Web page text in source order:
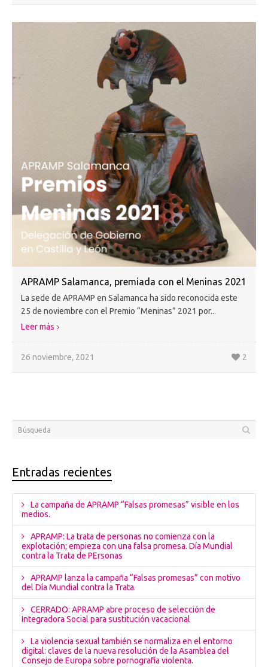
APRAMP Salamanca, premiada con el Meninas 2021
La sede de APRAMP en Salamanca ha sido reconocida este
25 de noviembre con el Premio “Meninas” 2021 por...
Leer más
26 noviembre, 2021 2
Entradas recientes
La campaña de APRAMP “Falsas promesas” visible en los
medios.
APRAMP: La trata de personas no comienza con la
explotación; empieza con una falsa promesa. Día Mundial
contra la Trata de PErsonas
APRAMP lanza la campaña “Falsas promesas” con motivo
del Día Mundial contra la Trata.
CERRADO: APRAMP abre proceso de selección de
Integradora Social para sustitución vacacional
La violencia sexual también se normaliza en el entorno
digital: claves de la nueva resolución de la Asamblea del
Consejo de Europa sobre pornografía violenta.